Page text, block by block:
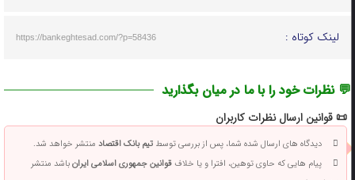
لینک کوتاه : https://bankeghtesad.com/?p=58436
💬 نظرات خود را با ما در میان بگذارید
📜 قوانین ارسال نظرات کاربران
دیدگاه های ارسال شده شما، پس از بررسی توسطتیم بانک اقتصادمنتشر خواهد شد.
پیام هایی که حاوی توهین، افترا و یا خلافقوانین جمهوری اسلامی ایرانباشد منتشر